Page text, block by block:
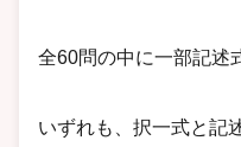
全60問の中に一部記述
いずれも、択一式と記